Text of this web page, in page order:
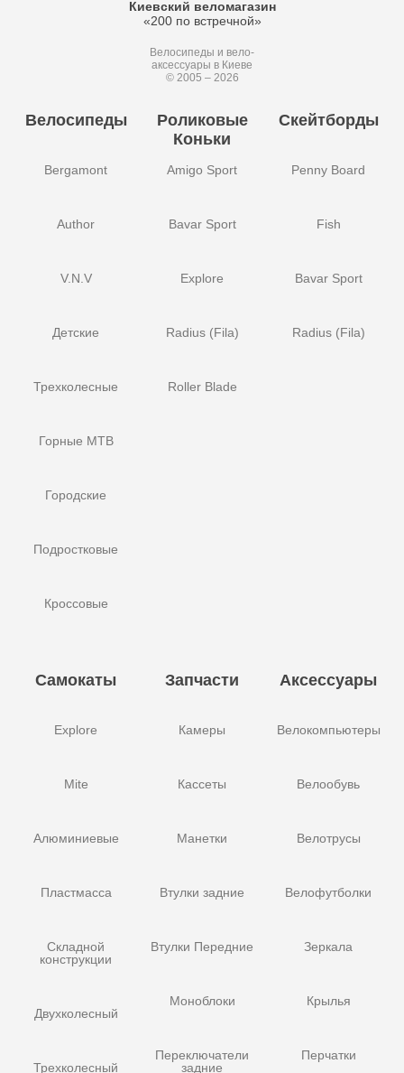
Киевский веломагазин
«200 по встречной»
Велосипеды и вело-
аксессуары в Киеве
© 2005 – 2026
Велосипеды
Bergamont
Author
V.N.V
Детские
Трехколесные
Горные MTB
Городские
Подростковые
Кроссовые
Роликовые
Коньки
Amigo Sport
Bavar Sport
Explore
Radius (Fila)
Roller Blade
Скейтборды
Penny Board
Fish
Bavar Sport
Radius (Fila)
Самокаты
Explore
Mite
Алюминиевые
Пластмасса
Складной
конструкции
Двухколесный
Трехколесный
Запчасти
Камеры
Кассеты
Манетки
Втулки задние
Втулки Передние
Моноблоки
Переключатели
задние
Аксессуары
Велокомпьютеры
Велообувь
Велотрусы
Велофутболки
Зеркала
Крылья
Перчатки